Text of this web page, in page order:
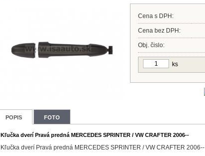
Cena s DPH:
Cena bez DPH:
Obj. čislo:
ks
POPIS FOTO
Kľučka dverí Pravá predná MERCEDES SPRINTER / VW CRAFTER 2006--
Kľučka dverí Pravá predná MERCEDES SPRINTER / VW CRAFTER 2006--